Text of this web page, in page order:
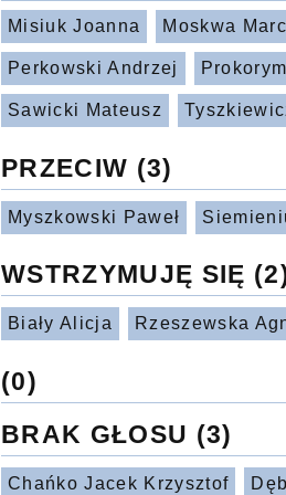
Misiuk Joanna Moskwa
Perkowski Andrzej
Sawicki Mateusz
PRZECIW (3)
Myszkowski Paweł
WSTRZYMUJĘ SIĘ
Biały Alicja Rzeszewska
(0)
BRAK GŁOSU (3)
Chańko Jacek Krzysztof